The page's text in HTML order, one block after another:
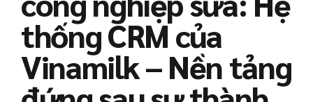
thống CRM của
Vinamilk – Nền tảng